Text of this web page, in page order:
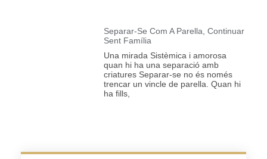
Separar-Se Com A Parella, Continuar
Sent Família
Una mirada Sistèmica i amorosa
quan hi ha una separació amb
criatures Separar-se no és només
trencar un vincle de parella. Quan hi
ha fills,